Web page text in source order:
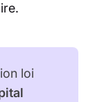
loi